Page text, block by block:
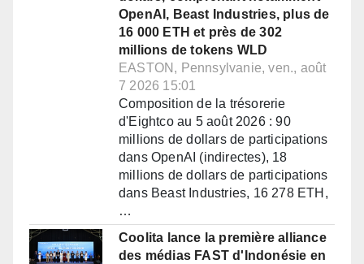
OpenAI, Beast Industries, plus de
16 000 ETH et près de 302
millions de tokens WLD
EASTON, Pennsylvanie, ven., août
7 2026 15:01
Composition de la trésorerie
d'Eightco au 5 août 2026 : 90
millions de dollars de participations
dans OpenAI (indirectes), 18
millions de dollars de participations
dans Beast Industries, 16 278 ETH,
…
Coolita lance la première alliance
des médias FAST d'Indonésie en